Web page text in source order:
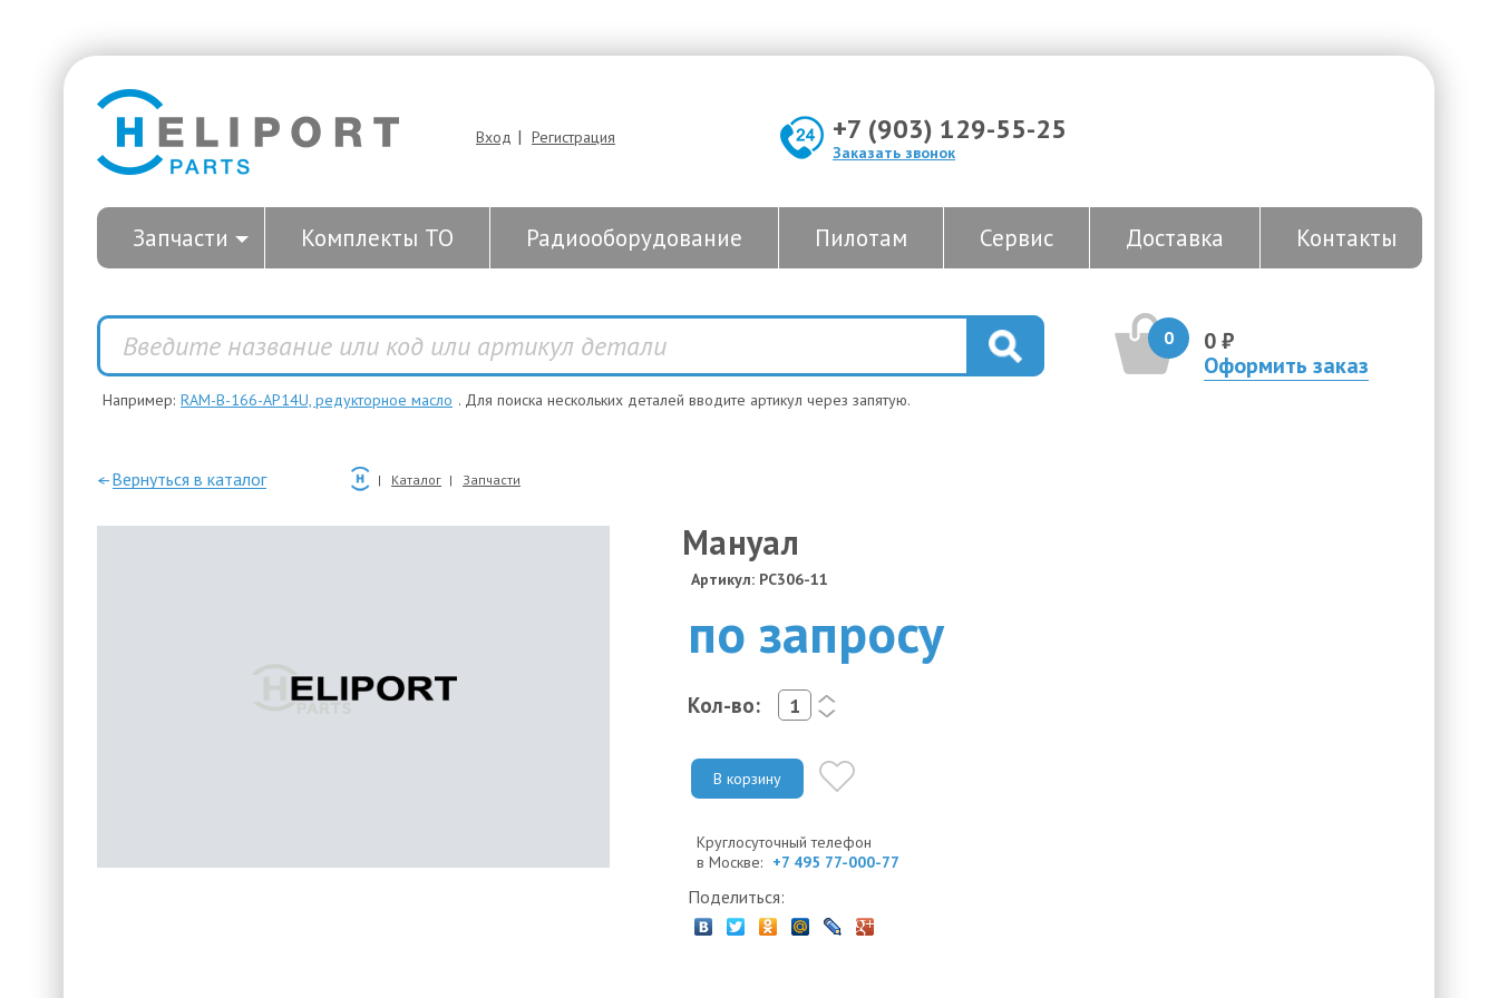
Вход | Регистрация +7 (903) 129-55-25
Заказать звонок
Запчасти Комплекты ТО Радиооборудование Пилотам Сервис Доставка Контакты
0
0 ₽
Оформить заказ
Например: RAM-B-166-AP14U, редукторное масло . Для поиска нескольких деталей вводите артикул через запятую.
—Вернуться в каталог Каталог Запчасти
Мануал
Артикул: PC306-11
по запросу
Кол-во:
<
>
В корзину
Круглосуточный телефон
в Москве: +7 495 77-000-77
Поделиться: